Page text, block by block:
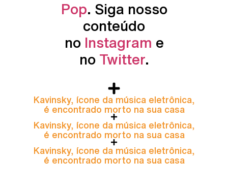
Pop. Siga nosso
conteúdo
no Instagram e
no Twitter.
Kavinsky, ícone da música eletrônica,
é encontrado morto na sua casa
Kavinsky, ícone da música eletrônica,
é encontrado morto na sua casa
Kavinsky, ícone da música eletrônica,
é encontrado morto na sua casa